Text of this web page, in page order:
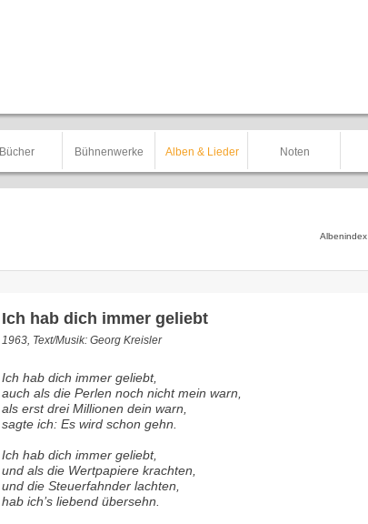
Bücher Bühnenwerke Alben & Lieder Noten
Albenindex
Ich hab dich immer geliebt
1963, Text/Musik: Georg Kreisler
Ich hab dich immer geliebt,
auch als die Perlen noch nicht mein warn,
als erst drei Millionen dein warn,
sagte ich: Es wird schon gehn.
Ich hab dich immer geliebt,
und als die Wertpapiere krachten,
und die Steuerfahnder lachten,
hab ich’s liebend übersehn.